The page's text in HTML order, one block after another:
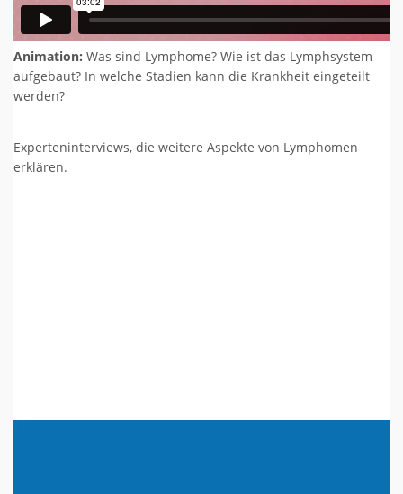
Animation: Was sind Lymphome? Wie ist das Lymphsystem
aufgebaut? In welche Stadien kann die Krankheit eingeteilt
werden?
Experteninterviews, die weitere Aspekte von Lymphomen
erklären.